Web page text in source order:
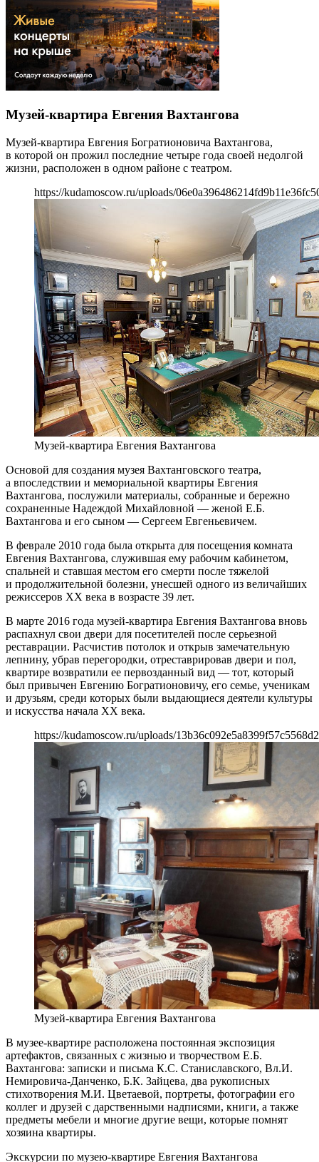
Музей-квартира Евгения Вахтангова
Музей-квартира Евгения Богратионовича Вахтангова,
в которой он прожил последние четыре года своей недолгой
жизни, расположен в одном районе с театром.
https://kudamoscow.ru/uploads/
Музей-квартира Евгения Вахтангова
Основой для создания музея Вахтанговского театра,
а впоследствии и мемориальной квартиры Евгения
Вахтангова, послужили материалы, собранные и бережно
сохраненные Надеждой Михайловной — женой Е.Б.
Вахтангова и его сыном — Сергеем Евгеньевичем.
В феврале 2010 года была открыта для посещения комната
Евгения Вахтангова, служившая ему рабочим кабинетом,
спальней и ставшая местом его смерти после тяжелой
и продолжительной болезни, унесшей одного из величайших
режиссеров XX века в возрасте 39 лет.
В марте 2016 года музей-квартира Евгения Вахтангова вновь
распахнул свои двери для посетителей после серьезной
реставрации. Расчистив потолок и открыв замечательную
лепнину, убрав перегородки, отреставрировав двери и пол,
квартире возвратили ее первозданный вид — тот, который
был привычен Евгению Богратионовичу, его семье, ученикам
и друзьям, среди которых были выдающиеся деятели культуры
и искусства начала ХХ века.
https://kudamoscow.ru/uploads/
Музей-квартира Евгения Вахтангова
В музее-квартире расположена постоянная экспозиция
артефактов, связанных с жизнью и творчеством Е.Б.
Вахтангова: записки и письма К.С. Станиславского, Вл.И.
Немировича-Данченко, Б.К. Зайцева, два рукописных
стихотворения М.И. Цветаевой, портреты, фотографии его
коллег и друзей с дарственными надписями, книги, а также
предметы мебели и многие другие вещи, которые помнят
хозяина квартиры.
Экскурсии по музею-квартире Евгения Вахтангова